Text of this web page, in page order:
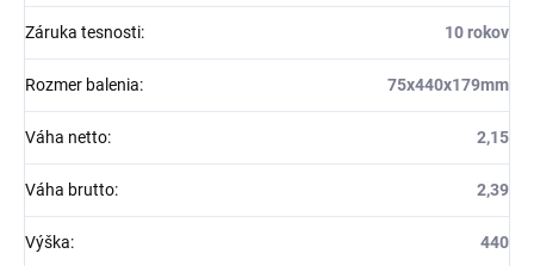
Záruka tesnosti: 10 rokov
Rozmer balenia: 75x440x179mm
Váha netto: 2,15
Váha brutto: 2,39
Výška: 440